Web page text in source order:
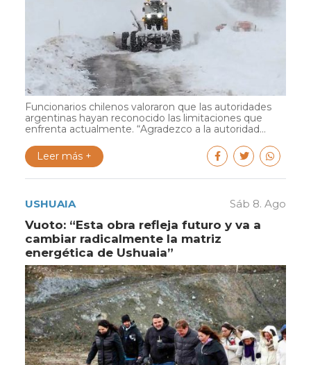
Funcionarios chilenos valoraron que las autoridades
argentinas hayan reconocido las limitaciones que
enfrenta actualmente. “Agradezco a la autoridad...
Leer más +
USHUAIA Sáb 8. Ago
Vuoto: “Esta obra refleja futuro y va a
cambiar radicalmente la matriz
energética de Ushuaia”